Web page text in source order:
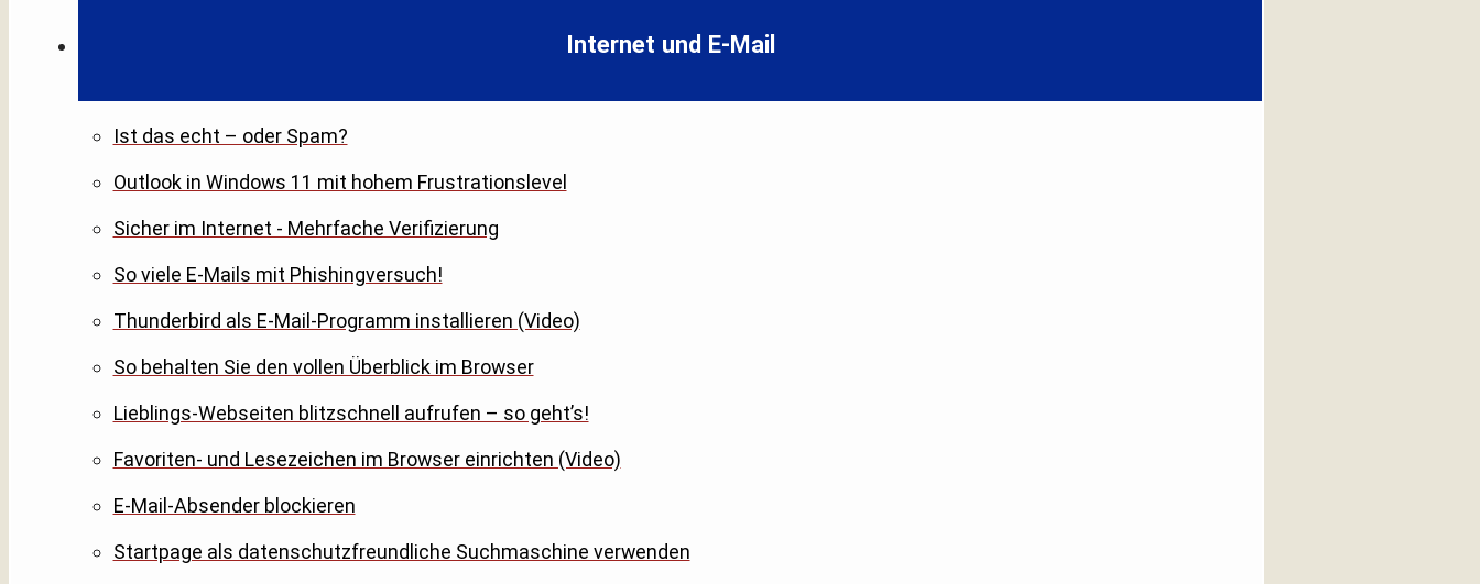
Internet und E-Mail
Ist das echt – oder Spam?
Outlook in Windows 11 mit hohem Frustrationslevel
Sicher im Internet - Mehrfache Verifizierung
So viele E-Mails mit Phishingversuch!
Thunderbird als E-Mail-Programm installieren (Video)
So behalten Sie den vollen Überblick im Browser
Lieblings-Webseiten blitzschnell aufrufen – so geht’s!
Favoriten- und Lesezeichen im Browser einrichten (Video)
E-Mail-Absender blockieren
Startpage als datenschutzfreundliche Suchmaschine verwenden